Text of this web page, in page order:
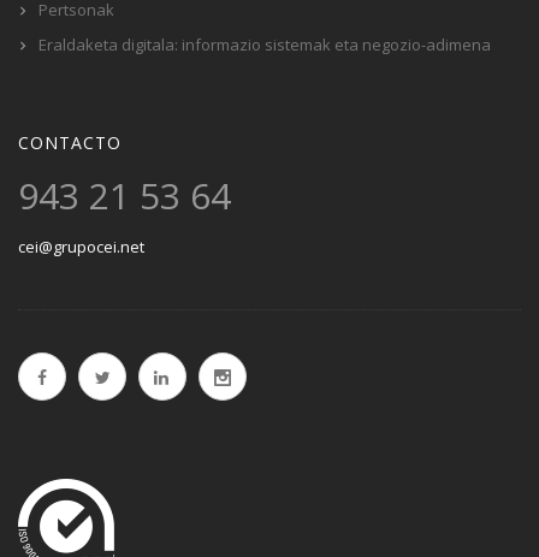
Pertsonak
Eraldaketa digitala: informazio sistemak eta negozio-adimena
CONTACTO
943 21 53 64
cei@grupocei.net